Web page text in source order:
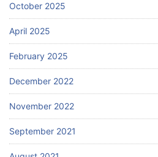
October 2025
April 2025
February 2025
December 2022
November 2022
September 2021